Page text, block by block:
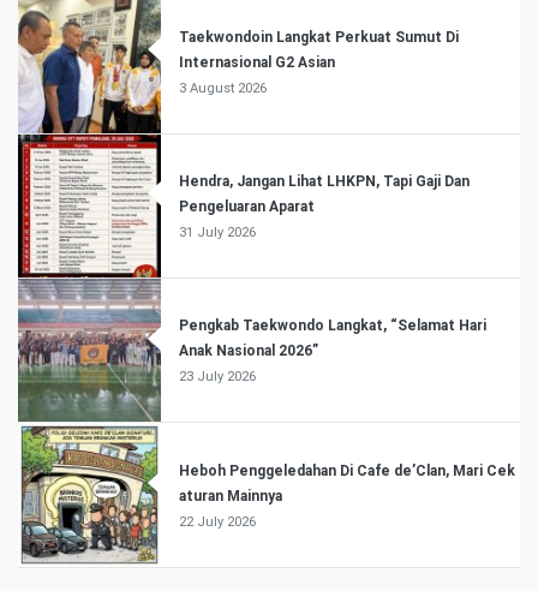
Taekwondoin Langkat Perkuat Sumut Di
Internasional G2 Asian
3 August 2026
Hendra, Jangan Lihat LHKPN, Tapi Gaji Dan
Pengeluaran Aparat
31 July 2026
Pengkab Taekwondo Langkat, “Selamat Hari
Anak Nasional 2026”
23 July 2026
Heboh Penggeledahan Di Cafe de’Clan, Mari Cek
aturan Mainnya
22 July 2026